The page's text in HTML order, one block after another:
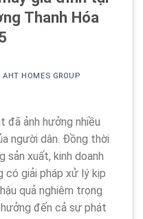
Thanh Hóa
AHT HOMES GROUP
đã ảnh hưởng nhiều
người dân. Đồng thời
sản xuất, kinh doanh
có giải pháp xử lý kịp
quả nghiêm trọng
đến cả sự phát